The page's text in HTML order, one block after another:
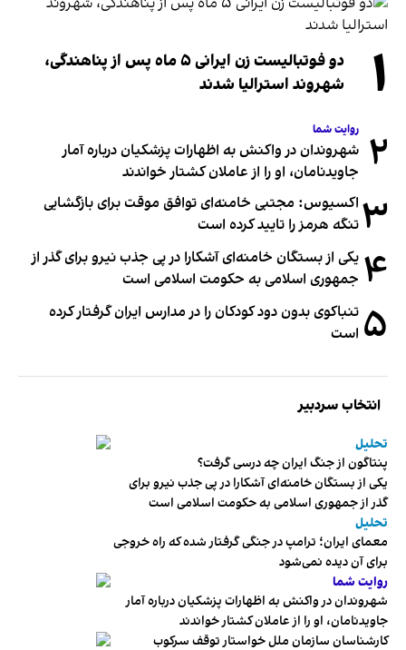
۱
دو فوتبالیست زن ایرانی ۵ ماه پس از پناهندگی،
شهروند استرالیا شدند
۲ روایت شما
شهروندان در واکنش به اظهارات پزشکیان درباره آمار
جاویدنامان، او را از عاملان کشتار خواندند
۳ اکسیوس: مجتبی خامنه‌ای توافق موقت برای بازگشایی
تنگه هرمز را تایید کرده است
۴ یکی از بستگان خامنه‌ای آشکارا در پی جذب نیرو برای گذر از
جمهوری اسلامی به حکومت اسلامی است
۵ تنباکوی بدون دود کودکان را در مدارس ایران گرفتار کرده
است
انتخاب سردبیر
تحلیل
پنتاگون از جنگ ایران چه درسی گرفت؟
یکی از بستگان خامنه‌ای آشکارا در پی جذب نیرو برای
گذر از جمهوری اسلامی به حکومت اسلامی است
تحلیل
معمای ایران؛ ترامپ در جنگی گرفتار شده که راه خروجی
برای آن دیده نمی‌شود
روایت شما
شهروندان در واکنش به اظهارات پزشکیان درباره آمار
جاویدنامان، او را از عاملان کشتار خواندند
کارشناسان سازمان ملل خواستار توقف سرکوب